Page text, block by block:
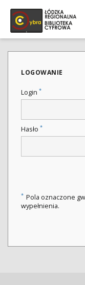
LOGOWANIE
Login *
Hasło *
* Pola oznaczone
wypełnienia.